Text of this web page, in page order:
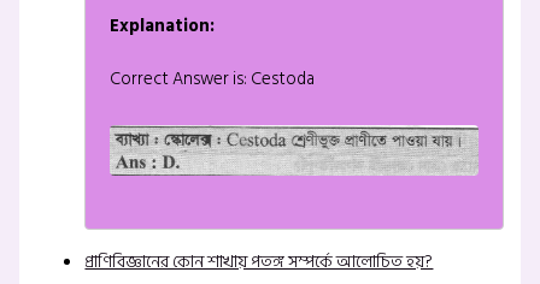
Explanation:
Correct Answer is: Cestoda
প্রাণিবিজ্ঞানের কোন শাখায় পতঙ্গ সম্পর্কে আলোচিত হয়?